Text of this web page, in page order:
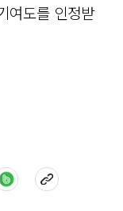
여도를 인정받